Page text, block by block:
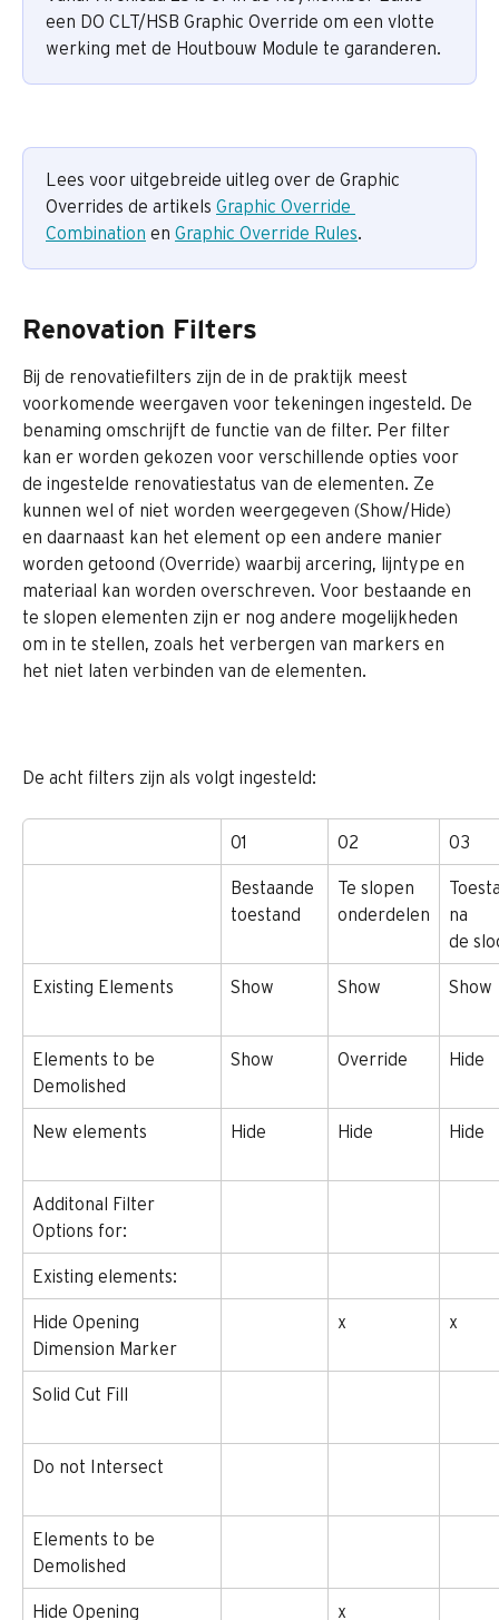
een DO CLT/HSB Graphic Override om een vlotte
werking met de Houtbouw Module te garanderen.
Lees voor uitgebreide uitleg over de Graphic
Overrides de artikels Graphic Override
Combination en Graphic Override Rules.
Renovation Filters
Bij de renovatiefilters zijn de in de praktijk meest
voorkomende weergaven voor tekeningen ingesteld. De
benaming omschrijft de functie van de filter. Per filter
kan er worden gekozen voor verschillende opties voor
de ingestelde renovatiestatus van de elementen. Ze
kunnen wel of niet worden weergegeven (Show/Hide)
en daarnaast kan het element op een andere manier
worden getoond (Override) waarbij arcering, lijntype en
materiaal kan worden overschreven. Voor bestaande en
te slopen elementen zijn er nog andere mogelijkheden
om in te stellen, zoals het verbergen van markers en
het niet laten verbinden van de elementen.
De acht filters zijn als volgt ingesteld:
01 02 03
Bestaande
toestand
Te slopen
onderdelen
na
de
Existing Elements Show Show Show
Elements to be
Demolished
Show Override Hide
New elements Hide Hide Hide
Additonal Filter
Options for:
Existing elements:
Hide Opening
Dimension Marker
x x
Solid Cut Fill
Do not Intersect
Elements to be
Demolished
Hide Opening
x